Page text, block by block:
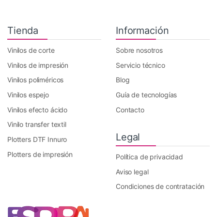
Tienda
Vinilos de corte
Vinilos de impresión
Vinilos poliméricos
Vinilos espejo
Vinilos efecto ácido
Vinilo transfer textil
Plotters DTF Innuro
Plotters de impresión
Información
Sobre nosotros
Servicio técnico
Blog
Guía de tecnologías
Contacto
Legal
Política de privacidad
Aviso legal
Condiciones de contratación